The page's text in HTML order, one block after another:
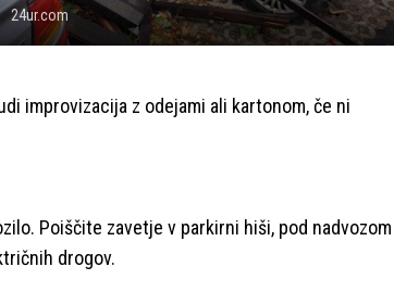
24ur.com
improvizacija z odejami ali kartonom, če ni
Poiščite zavetje v parkirni hiši, pod nadvozom
drogov.